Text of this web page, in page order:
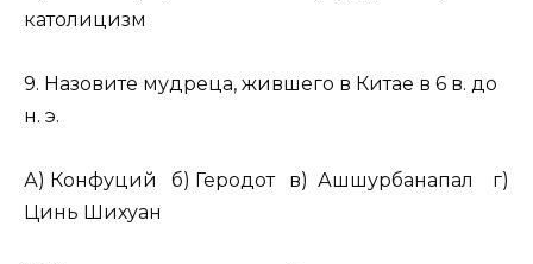
католицизм
9. Назовите мудреца, жившего в Китае в 6 в. до
н. э.
А) Конфуций б) Геродот в) Ашшурбанапал г)
Цинь Шихуан